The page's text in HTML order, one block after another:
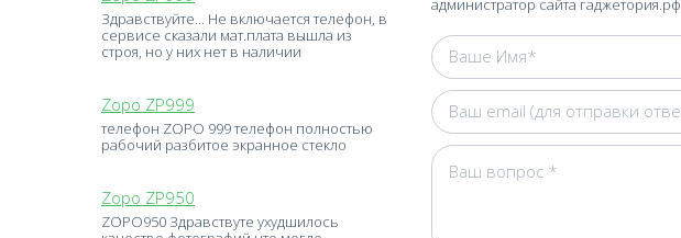
администратор сайта гаджетория.рф
Здравствуйте... Не включается телефон, в
сервисе сказали мат.плата вышла из
строя, но у них нет в наличии
Zopo ZP999
телефон ZOPO 999 телефон полностью
рабочий разбитое экранное стекло
Zopo ZP950
ZOPO950 Здравствуте ухудшилось